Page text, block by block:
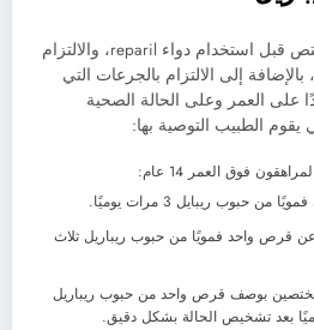
يجب استشارة الطبيب المختص قبل استخدام دواء reparil، والالتزام
إلى الالتزام بالجرعات التي
على العمر وعلى الحالة الصحية
الطبيب التوصية بها:
فوق العمر 14 عام:
حبوب ريبايل 3 مرات يوميًا.
عن قرص واحد فمويًا من حبوب ريباريل ثلاث
بوصف قرص واحد من حبوب ريباريل
بعد تشخيص الحالة بشكل دقيق.